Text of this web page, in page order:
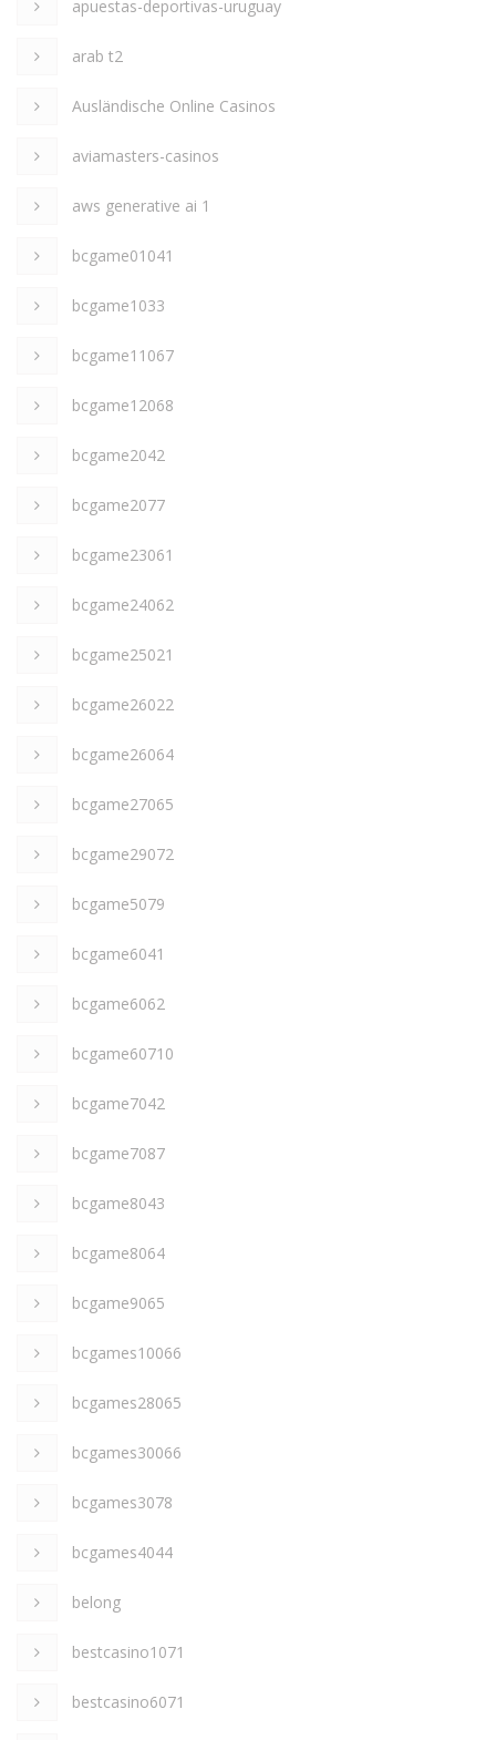
apuestas-deportivas-uruguay
arab t2
Ausländische Online Casinos
aviamasters-casinos
aws generative ai 1
bcgame01041
bcgame1033
bcgame11067
bcgame12068
bcgame2042
bcgame2077
bcgame23061
bcgame24062
bcgame25021
bcgame26022
bcgame26064
bcgame27065
bcgame29072
bcgame5079
bcgame6041
bcgame6062
bcgame60710
bcgame7042
bcgame7087
bcgame8043
bcgame8064
bcgame9065
bcgames10066
bcgames28065
bcgames30066
bcgames3078
bcgames4044
belong
bestcasino1071
bestcasino6071